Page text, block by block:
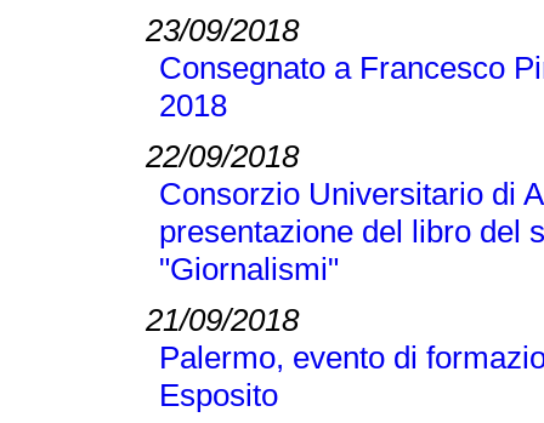
23/09/2018
Consegnato a Francesco
2018
22/09/2018
Consorzio Universitario di
presentazione del libro del
"Giornalismi"
21/09/2018
Palermo, evento di
Esposito